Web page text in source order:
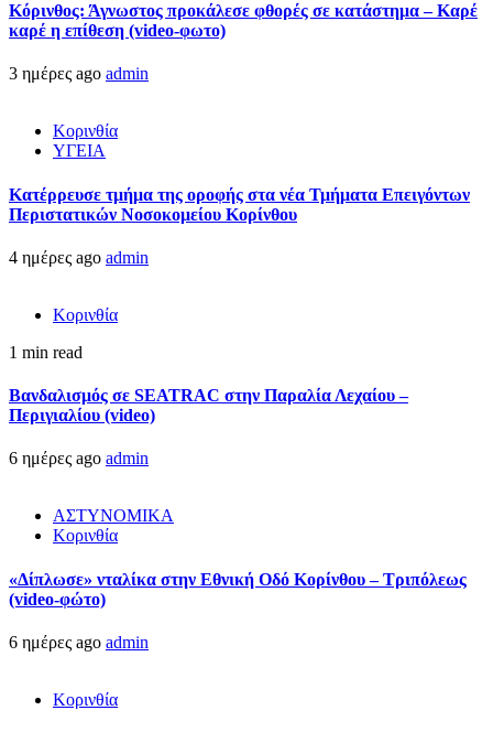
Κόρινθος: Άγνωστος προκάλεσε φθορές σε κατάστημα – Καρέ
καρέ η επίθεση (video-φωτο)
3 ημέρες ago admin
Κορινθία
ΥΓΕΙΑ
Kατέρρευσε τμήμα της οροφής στα νέα Τμήματα Επειγόντων
Περιστατικών Νοσοκομείου Κορίνθου
4 ημέρες ago admin
Κορινθία
1 min read
Βανδαλισμός σε SEATRAC στην Παραλία Λεχαίου –
Περιγιαλίου (video)
6 ημέρες ago admin
ΑΣΤΥΝΟΜΙΚΑ
Κορινθία
«Δίπλωσε» νταλίκα στην Εθνική Oδό Κορίνθου – Τριπόλεως
(video-φώτο)
6 ημέρες ago admin
Κορινθία